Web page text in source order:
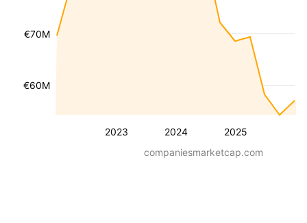
2023 2024 2025
€60M
€70M
companiesmarketcap.com